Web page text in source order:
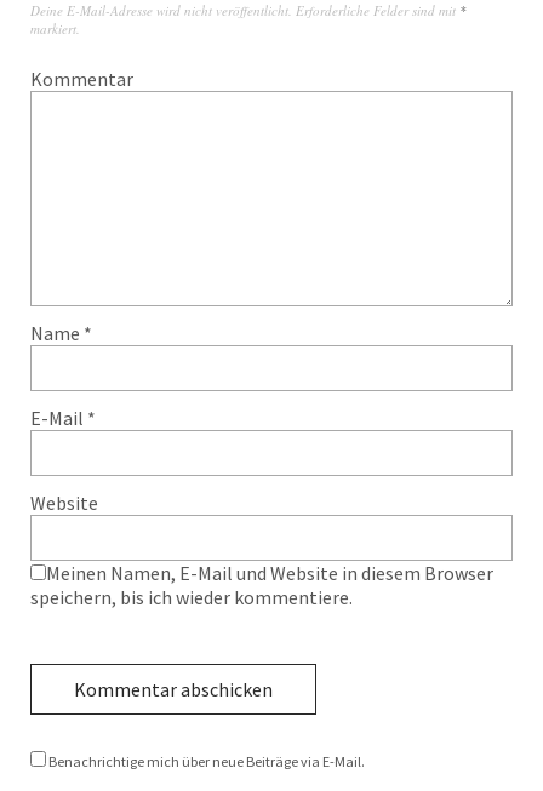
Deine E-Mail-Adresse wird nicht veröffentlicht. Erforderliche Felder sind mit *
markiert.
Kommentar
Name *
E-Mail *
Website
Meinen Namen, E-Mail und Website in diesem Browser
speichern, bis ich wieder kommentiere.
Benachrichtige mich über neue Beiträge via E-Mail.